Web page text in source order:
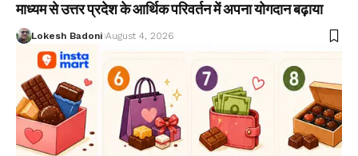
माध्यम से उत्तर प्रदेश के आर्थिक परिवर्तन में अपना योगदान बढ़ाया
Lokesh Badoni August 4, 2026